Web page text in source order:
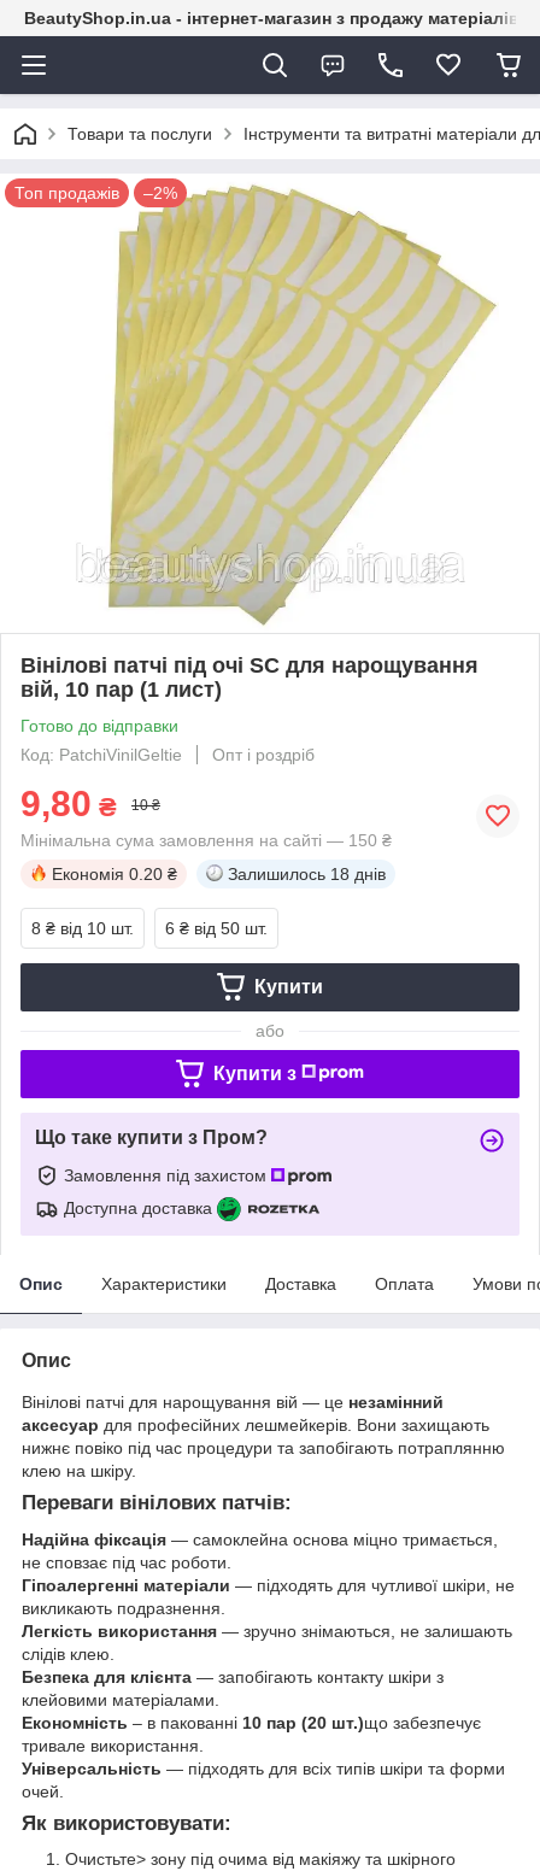
BeautyShop.in.ua - інтернет-магазин з продажу матеріалів
Товари та послуги Інструменти та витратні матеріали
Топ продажів –2%
Вінілові патчі під очі SC для нарощування
вій, 10 пар (1 лист)
Готово до відправки
Код: PatchiVinilGeltie
Опт і роздріб
9,80 ₴ 10 ₴
Мінімальна сума замовлення на сайті — 150 ₴
Економія 0.20 ₴ Залишилось 18 днів
8 ₴ від 10 шт. 6 ₴ від 50 шт.
Купити
або
Купити з
Що таке купити з Пром?
Замовлення під захистом
Доступна доставка
Опис Характеристики Доставка Оплата Умови
Опис
Вінілові патчі для нарощування вій — це незамінний
аксесуар для професійних лешмейкерів. Вони захищають
нижнє повіко під час процедури та запобігають потраплянню
клею на шкіру.
Переваги вінілових патчів:
Надійна фіксація — самоклейна основа міцно тримається,
не сповзає під час роботи.
Гіпоалергенні матеріали — підходять для чутливої шкіри, не
викликають подразнення.
Легкість використання — зручно знімаються, не залишають
слідів клею.
Безпека для клієнта — запобігають контакту шкіри з
клейовими матеріалами.
Економність – в пакованні 10 пар (20 шт.)що забезпечує
тривале використання.
Універсальність — підходять для всіх типів шкіри та форми
очей.
Як використовувати:
Очистьте> зону під очима від макіяжу та шкірного